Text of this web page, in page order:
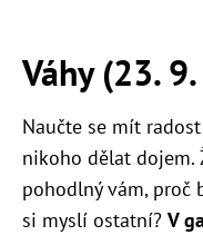
Váhy (23.
Naučte se mít
nikoho dělat dojem.
pohodlný vám, proč
si myslí ostatní? V